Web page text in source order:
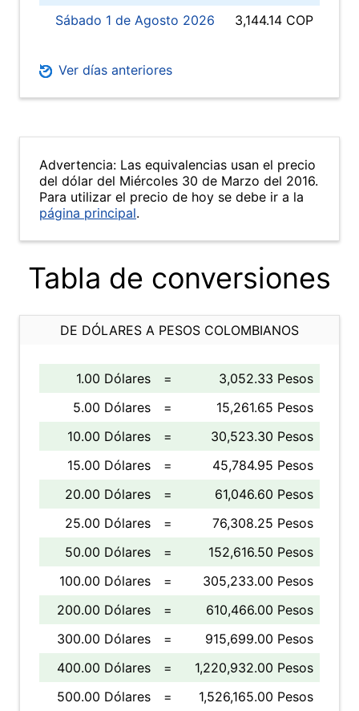
Sábado 1 de Agosto 2026 3,144.14 COP
Ver días anteriores
Advertencia: Las equivalencias usan el precio
del dólar del Miércoles 30 de Marzo del 2016.
Para utilizar el precio de hoy se debe ir a la
página principal.
Tabla de conversiones
DE DÓLARES A PESOS COLOMBIANOS
1.00 Dólares =
3,052.33 Pesos
5.00 Dólares
=
15,261.65 Pesos
10.00 Dólares
=
30,523.30 Pesos
15.00 Dólares
=
45,784.95 Pesos
20.00 Dólares
=
61,046.60 Pesos
25.00 Dólares
=
76,308.25 Pesos
50.00 Dólares
=
152,616.50 Pesos
100.00 Dólares
=
305,233.00 Pesos
200.00 Dólares
=
610,466.00 Pesos
300.00 Dólares
=
915,699.00 Pesos
400.00 Dólares
=
1,220,932.00 Pesos
500.00 Dólares
=
1,526,165.00 Pesos